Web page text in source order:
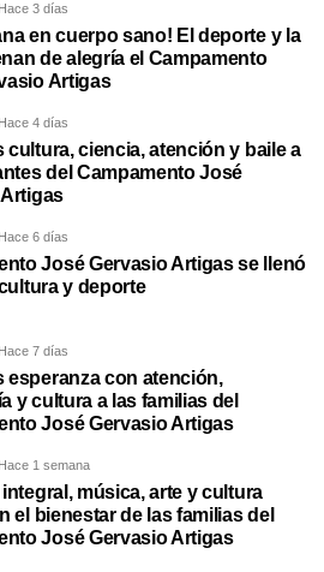
Hace 3 días
en cuerpo sano! El deporte y la
de alegría el Campamento
Artigas
Hace 4 días
cultura, ciencia, atención y baile a
del Campamento José
Hace 6 días
José Gervasio Artigas se llenó
y deporte
Hace 7 días
esperanza con atención,
y cultura a las familias del
José Gervasio Artigas
Hace 1 semana
música, arte y cultura
el bienestar de las familias del
José Gervasio Artigas